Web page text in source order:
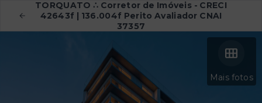
TORQUATO ∴ Corretor de Imóveis - CRECI
42643f | 136.004f Perito Avaliador CNAI
37357
Mais fotos